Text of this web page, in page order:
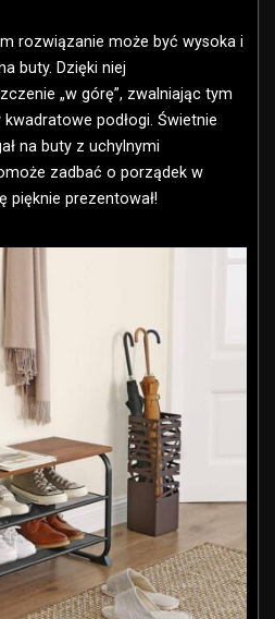
rozwiązanie może być wysoka i
buty. Dzięki niej
„w górę”, zwalniając tym
podłogi. Świetnie
na buty z uchylnymi
zadbać o porządek w
pięknie prezentował!